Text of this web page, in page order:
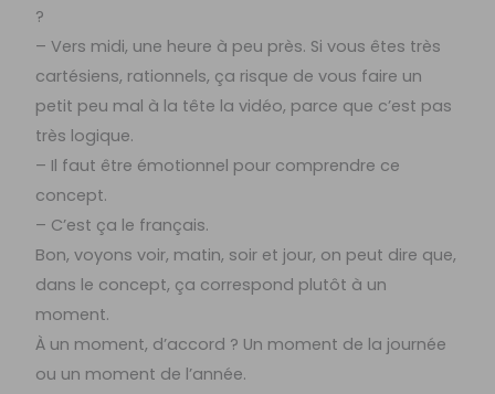
?
– Vers midi, une heure à peu près. Si vous êtes très
cartésiens, rationnels, ça risque de vous faire un
petit peu mal à la tête la vidéo, parce que c’est pas
très logique.
– Il faut être émotionnel pour comprendre ce
concept.
– C’est ça le français.
Bon, voyons voir, matin, soir et jour, on peut dire que,
dans le concept, ça correspond plutôt à un
moment.
À un moment, d’accord ? Un moment de la journée
ou un moment de l’année.